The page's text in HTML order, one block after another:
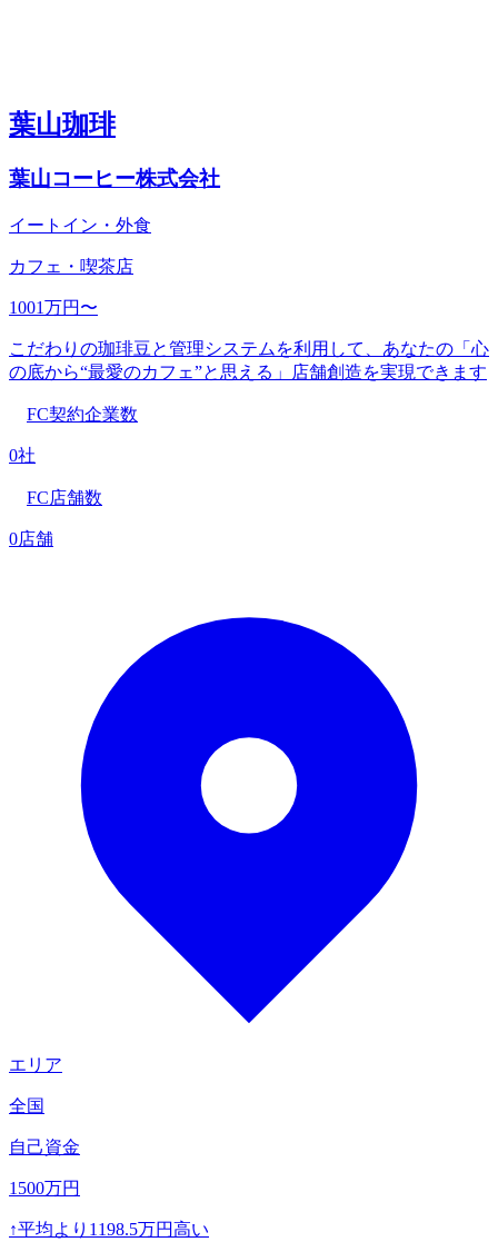
葉山珈琲
葉山コーヒー株式会社
イートイン・外食
カフェ・喫茶店
1001万円〜
こだわりの珈琲豆と管理システムを利用して、あなたの「心
の底から“最愛のカフェ”と思える」店舗創造を実現できます
FC契約企業数
0社
FC店舗数
0店舗
エリア
全国
自己資金
1500万円
↑平均より 1198.5万円高い